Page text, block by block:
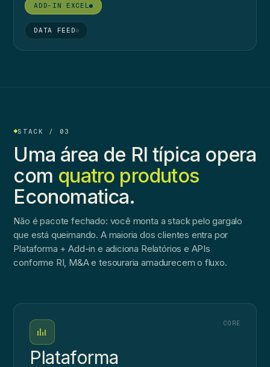
●
●
STACK / 03
Uma área de RI típica opera
com quatro produtos
Economatica.
Não é pacote fechado: você monta a stack pelo gargalo
que está queimando. A maioria dos clientes entra por
Plataforma + Add-in e adiciona Relatórios e APIs
conforme RI, M&A e tesouraria amadurecem o fluxo.
CORE
Plataforma